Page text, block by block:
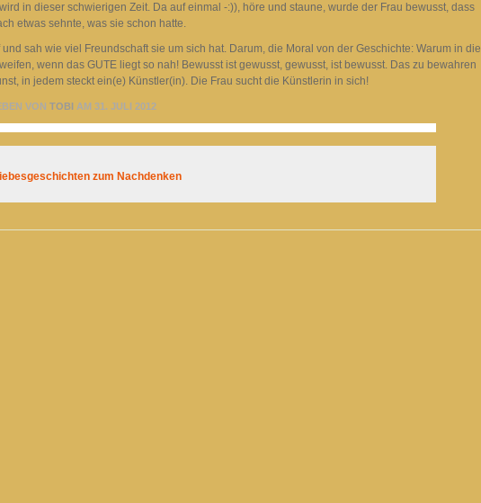
in dieser schwierigen Zeit. Da auf einmal -:)), höre und staune, wurde der Frau bewusst, dass
etwas sehnte, was sie schon hatte.
und sah wie viel Freundschaft sie um sich hat. Darum, die Moral von der Geschichte: Warum in die
wenn das GUTE liegt so nah! Bewusst ist gewusst, gewusst, ist bewusst. Das zu bewahren
in jedem steckt ein(e) Künstler(in). Die Frau sucht die Künstlerin in sich!
VON TOBI AM 31. JULI 2012
zum Nachdenken